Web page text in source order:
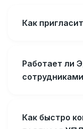
Как
Работает ли
Как быстро